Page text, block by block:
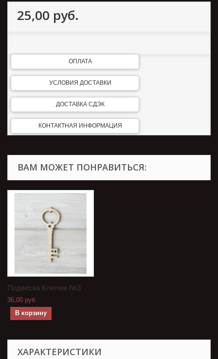
25,00 руб.
ОПЛАТА
УСЛОВИЯ ДОСТАВКИ
ДОСТАВКА СДЭК
КОНТАКТНАЯ ИНФОРМАЦИЯ
ВАМ МОЖЕТ ПОНРАВИТЬСЯ:
Подвеска Ключик №3
36,00 руб.
В корзину
ХАРАКТЕРИСТИКИ